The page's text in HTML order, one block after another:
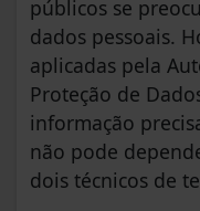
públicos se
dados pessoais.
aplicadas pela
Proteção de
informação
não pode
dois técnicos de